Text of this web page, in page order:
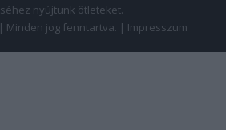
nyújtunk ötleteket.
Minden jog fenntartva. | Impresszum